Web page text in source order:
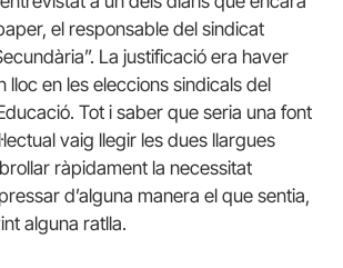
el responsable del sindicat
La justificació era haver
lloc en les eleccions sindicals del
Tot i saber que seria una font
vaig llegir les dues llargues
ràpidament la necessitat
d’alguna manera el que sentia,
alguna ratlla.